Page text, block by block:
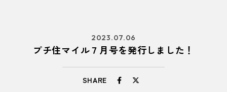
2023.07.06
プチ住マイル７月号を発行しました！
SHARE